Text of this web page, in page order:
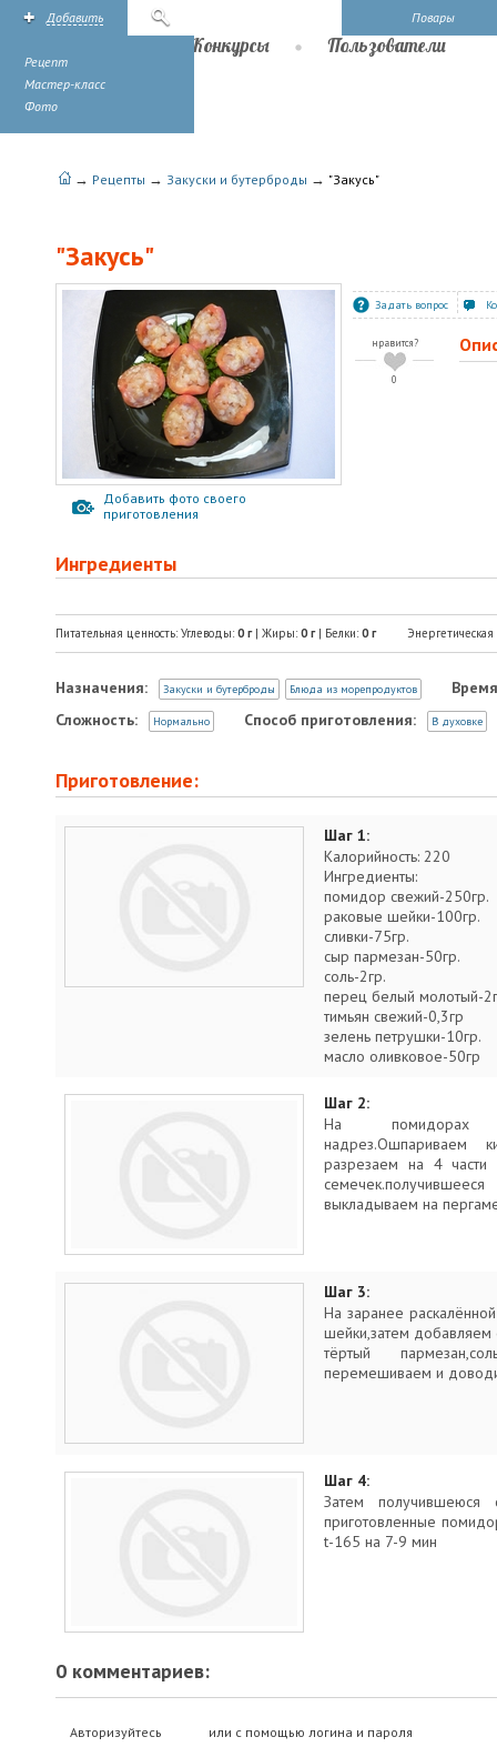
Повары
Добавить
Рецепт
Мастер-класс
Фото
Конкурсы Пользователи
→ Рецепты → Закуски и бутерброды → "Закусь"
"Закусь"
Добавить фото своего
приготовления
Задать вопрос
нравится?
0
Ингредиенты
Питательная ценность: Углеводы: 0 г| Жиры: 0 г| Белки: 0 г
Назначения: Закуски и бутерброды Блюда из морепродуктов
Сложность:
Нормально Способ приготовления: В духовке
Приготовление:
Шаг 1:
Калорийность: 220
Ингредиенты:
помидор свежий-250гр.
раковые шейки-100гр.
сливки-75гр.
сыр пармезан-50гр.
соль-2гр.
перец белый молотый-
тимьян свежий-0,3гр
зелень петрушки-10гр.
масло оливковое-50гр
Шаг 2:
На помидорах
надрез.Ошпариваем
разрезаем на 4 части
выкладываем на
Шаг 3:
На заранее
шейки,затем
тёртый
перемешиваем и
Шаг 4:
Затем получившеюся
приготовленные
t-165 на 7-9 мин
0 комментариев:
Авторизуйтесь или с помощью логина и пароля